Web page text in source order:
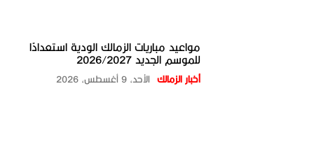
مواعيد مباريات الزمالك الودية استعدادًا
للموسم الجديد 2026/2027
أخبار الزمالك الأحد، 9 أغسطس، 2026